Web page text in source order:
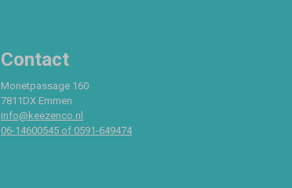
Contact
Monetpassage 160
7811DX Emmen
info@keezenco.nl
06-14600545 of 0591-649474